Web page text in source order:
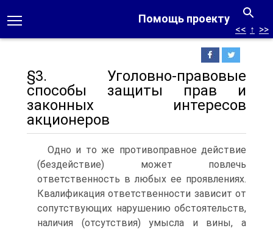
Помощь проекту
<< ↑ >>
§3. Уголовно-правовые
способы защиты прав и
законных интересов
акционеров
Одно и то же противоправное действие
(бездействие) может повлечь
ответственность в любых ее проявлениях.
Квалификация ответственности зависит от
сопутствующих нарушению обстоятельств,
наличия (отсутствия) умысла и вины, а